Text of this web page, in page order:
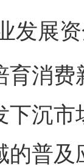
展资
消费
下沉
的普